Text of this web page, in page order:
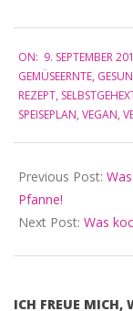
09-
09
ON: 9. SEPTEMBER
GEMÜSEERNTE
REZEPT
SPEISEPLAN VEGAN
Previous Post:
Pfanne!
Next Post: Was
ICH FREUE